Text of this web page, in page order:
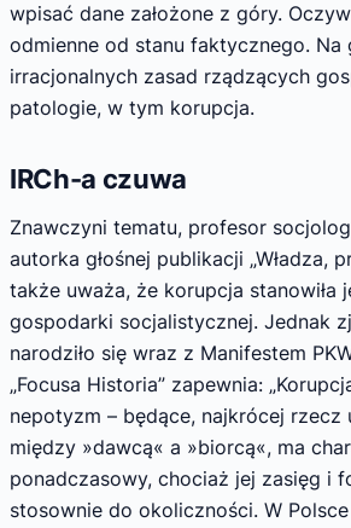
wpisać dane założone z góry.
odmienne od stanu faktycznego. Na
irracjonalnych zasad rządzących
patologie, w tym korupcja.
IRCh-a czuwa
Znawczyni tematu, profesor
autorka głośnej publikacji „Władza,
także uważa, że korupcja stanowiła
gospodarki socjalistycznej. Jednak
narodziło się wraz z Manifestem
„Focusa Historia” zapewnia:
nepotyzm – będące, najkrócej rzecz
między »dawcą« a »biorcą«, ma
ponadczasowy, chociaż jej zasięg i
stosownie do okoliczności. W